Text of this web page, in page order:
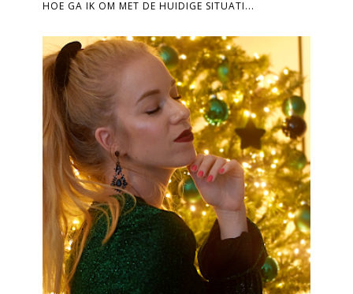
HOE GA IK OM MET DE HUIDIGE SITUATI...